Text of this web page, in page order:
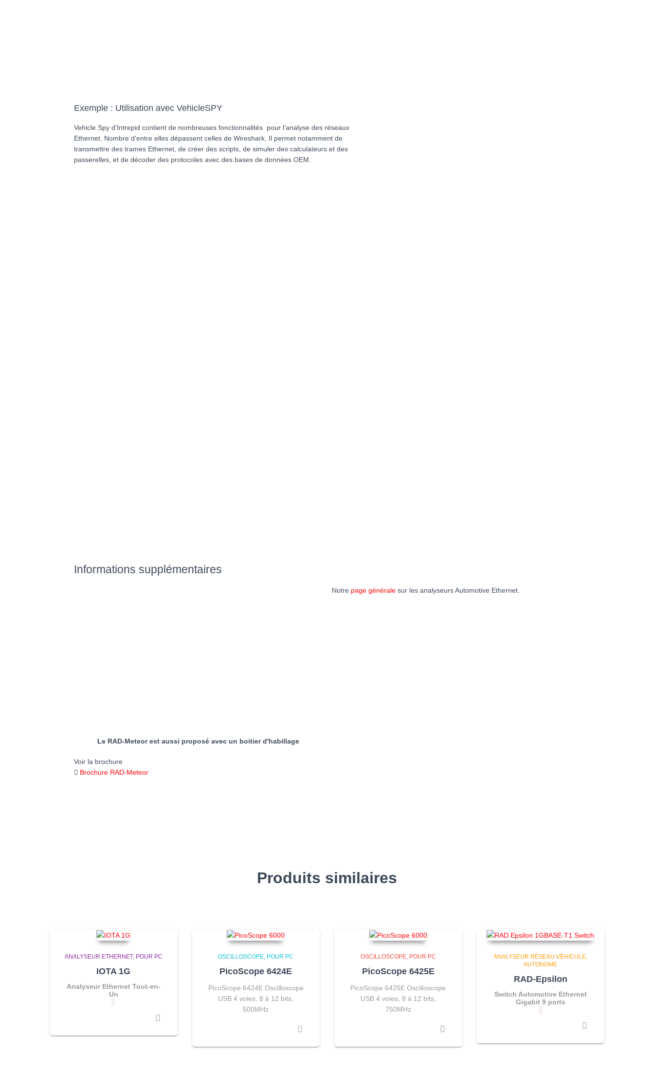
Exemple : Utilisation avec VehicleSPY
Vehicle Spy d’Intrepid contient de nombreuses fonctionnalités pour l’analyse des réseaux
Ethernet. Nombre d’entre elles dépassent celles de Wireshark. Il permet notamment de
transmettre des trames Ethernet, de créer des scripts, de simuler des calculateurs et des
passerelles, et de décoder des protocoles avec des bases de données OEM.
Informations supplémentaires
Le RAD-Meteor est aussi proposé avec un boitier d'habillage
Voir la brochure
Brochure RAD-Meteor
Notre page générale sur les analyseurs Automotive Ethernet.
Produits similaires
ANALYSEUR ETHERNET POUR PC
IOTA 1G
Analyseur Ethernet Tout-en-
Un
OSCILLOSCOPE POUR PC
PicoScope 6424E
PicoScope 6424E Oscilloscope
USB 4 voies, 8 à 12 bits,
500MHz
OSCILLOSCOPE POUR PC
PicoScope 6425E
PicoScope 6425E Oscilloscope
USB 4 voies, 8 à 12 bits,
750MHz
ANALYSEUR RÉSEAU VÉHICULE
AUTONOME
RAD-Epsilon
Switch Automotive Ethernet
Gigabit 9 ports